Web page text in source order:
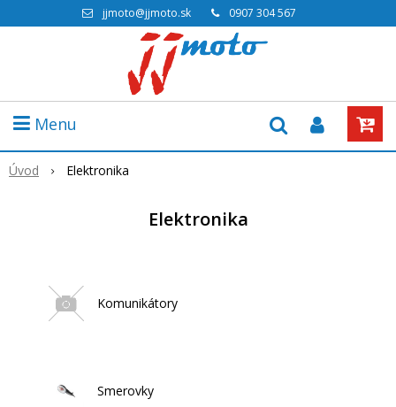
jjmoto@jjmoto.sk 0907 304 567
Menu
Úvod Elektronika
Elektronika
Komunikátory
Smerovky